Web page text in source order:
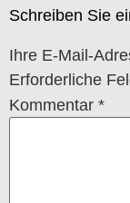
Schreiben Sie
Ihre E-Mail-
Erforderliche
Kommentar *